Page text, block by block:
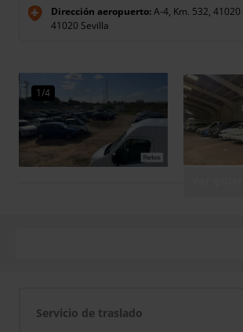
Dirección aeropuerto:A-4, Km. 532,
41020 Sevilla
1/4
Servicio de traslado